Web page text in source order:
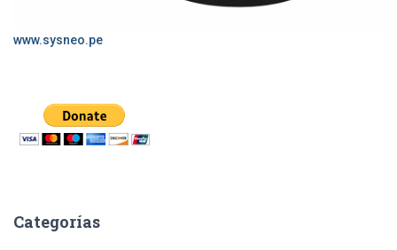
www.sysneo.pe
Categorías